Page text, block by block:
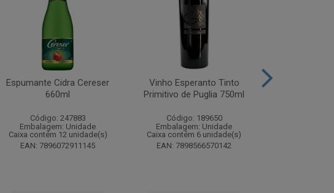
Espumante Cidra Cereser
660ml
Código: 247883
Embalagem: Unidade
Caixa contém 12 unidade(s)
EAN: 7896072911145
Vinho Esperanto Tinto
Primitivo de Puglia 750ml
Código: 189650
Embalagem: Unidade
Caixa contém 6 unidade(s)
EAN: 7898566570142